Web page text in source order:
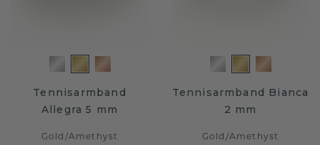
Tennisarmband
Allegra 5 mm
Gold /Amethyst
Tennisarmband Bianca
2 mm
Gold /Amethyst